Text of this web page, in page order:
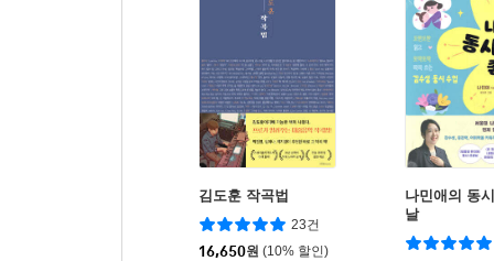
김도훈 작곡법
23건
16,650원 (10% 할인)
나민애의 동
날